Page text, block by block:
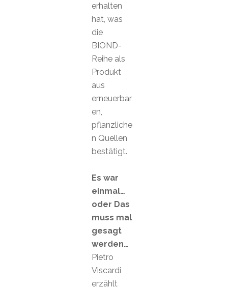
erhalten
hat, was
die
BIOND-
Reihe als
Produkt
aus
erneuerbar
en,
pflanzliche
n Quellen
bestätigt.
Es war
einmal…
oder Das
muss mal
gesagt
werden…
Pietro
Viscardi
erzählt